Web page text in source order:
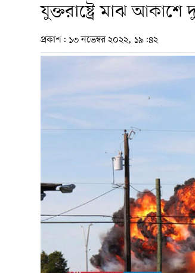
যুক্তরাষ্ট্রে মাঝ
প্রকাশ: ১৩ নভেম্বর ২০২২, ১৯:৪২